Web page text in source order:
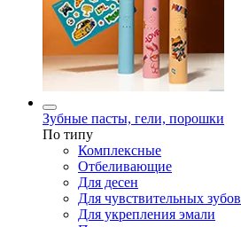
Зубные пасты, гели, порошки
По типу
Комплексные
Отбеливающие
Для десен
Для чувствительных зубов
Для укрепления эмали